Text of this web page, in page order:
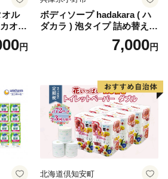
オル
オ
普
用品
円
ボディソープ hadakara ( ハ
ダカラ ) 泡タイプ 詰め替え 4
40ml×4袋 ボディーソープ 泡
ボディソープ 泡 日用品 消耗
泡石鹸 石鹸 兵庫 兵庫県 小野
7,000円
北海道倶知安町